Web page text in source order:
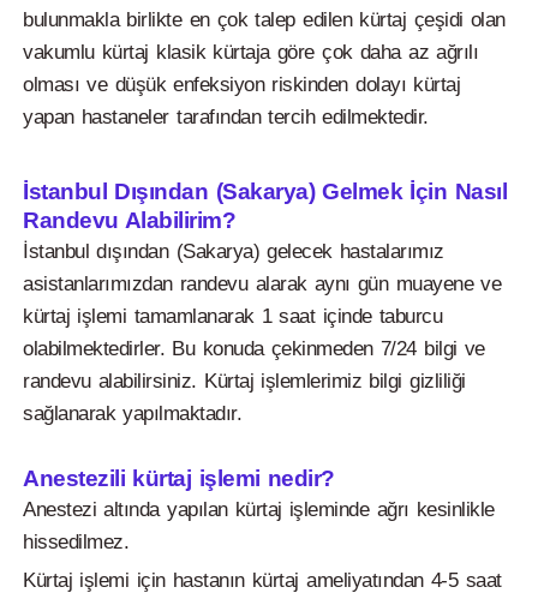
bulunmakla birlikte en çok talep edilen kürtaj çeşidi olan
vakumlu kürtaj klasik kürtaja göre çok daha az ağrılı
olması ve düşük enfeksiyon riskinden dolayı kürtaj
yapan hastaneler tarafından tercih edilmektedir.
İstanbul Dışından (Sakarya) Gelmek İçin Nasıl
Randevu Alabilirim?
İstanbul dışından (Sakarya) gelecek hastalarımız
asistanlarımızdan randevu alarak aynı gün muayene ve
kürtaj işlemi tamamlanarak 1 saat içinde taburcu
olabilmektedirler. Bu konuda çekinmeden 7/24 bilgi ve
randevu alabilirsiniz. Kürtaj işlemlerimiz bilgi gizliliği
sağlanarak yapılmaktadır.
Anestezili kürtaj işlemi nedir?
Anestezi altında yapılan kürtaj işleminde ağrı kesinlikle
hissedilmez.
Kürtaj işlemi için hastanın kürtaj ameliyatından 4-5 saat